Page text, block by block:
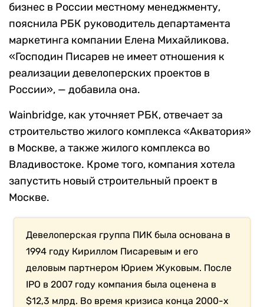
бизнес в России местному менеджменту,
пояснила РБК руководитель департамента
маркетинга компании Елена Михайликова.
«Господин Писарев не имеет отношения к
реализации девелоперских проектов в
России», — добавила она.
Wainbridge, как уточняет РБК, отвечает за
строительство жилого комплекса «Акватория»
в Москве, а также жилого комплекса во
Владивостоке. Кроме того, компания хотела
запустить новый строительный проект в
Москве.
Девелоперская группа ПИК была основана в
1994 году Кириллом Писаревым и его
деловым партнером Юрием Жуковым. После
IPO в 2007 году компания была оценена в
$12,3 млрд. Во время кризиса конца 2000-х